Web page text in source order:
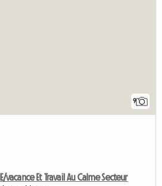
9
vacance Et Travail Au Calme Secteur